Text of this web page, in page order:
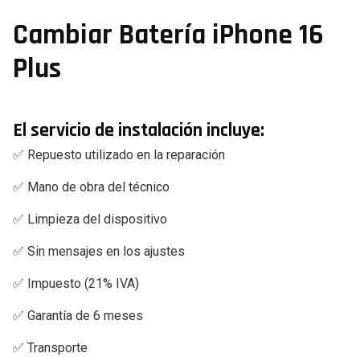
Cambiar Batería iPhone 16
Plus
El servicio de instalación incluye:
✅ Repuesto utilizado en la reparación
✅ Mano de obra del técnico
✅ Limpieza del dispositivo
✅ Sin mensajes en los ajustes
✅ Impuesto (21% IVA)
✅ Garantía de 6 meses
✅ Transporte